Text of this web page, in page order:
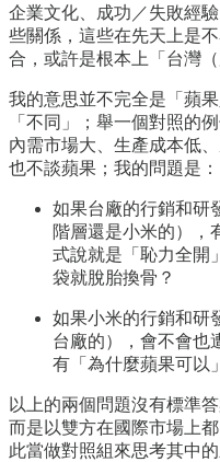
企業文化、成功／失敗經
些關係，這些在先天上是
合，或許是根本上「台灣
我的意思並不完全是「蘋
「不同」；舉一個對照的
內需市場大、生產成本低
也不談蘋果；我的問題是：
如果台廠的行銷和研
階層還是小米的），
式說就是「恥力全開
袋就脫胎換骨？
如果小米的行銷和研
台廠的），會不會也
有「為什麼蘋果可以
以上的兩個問題沒有標準
而是以雙方在國際市場上
此當做對照組來思考其中